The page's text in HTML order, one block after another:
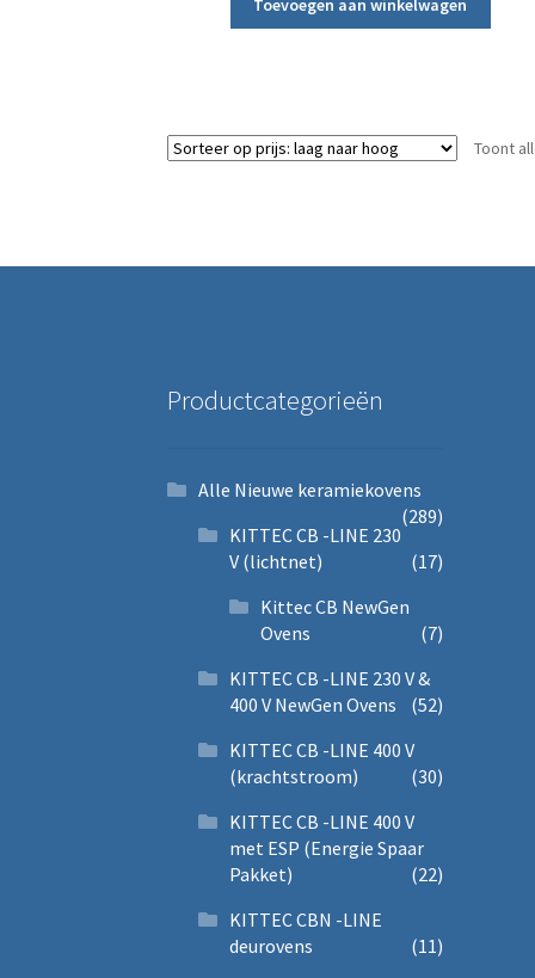
Toevoegen aan winkelwagen
Toont
Productcategorieën
Alle Nieuwe keramiekovens
(289)
KITTEC CB -LINE 230
V (lichtnet)
(17)
Kittec CB NewGen
Ovens
(7)
KITTEC CB -LINE 230 V &
400 V NewGen Ovens
(52)
KITTEC CB -LINE 400 V
(krachtstroom)
(30)
KITTEC CB -LINE 400 V
met ESP (Energie Spaar
Pakket)
(22)
KITTEC CBN -LINE
deurovens
(11)